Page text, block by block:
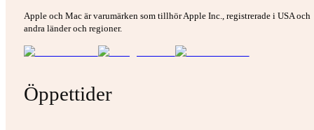
Apple och Mac är varumärken som tillhör Apple Inc., registrerade i USA och
andra länder och regioner.
Öppettider